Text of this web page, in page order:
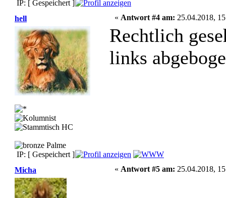
IP: [ Gespeichert ]
hell
« Antwort #4 am: 25.04.2018,
Rechtlich
links
IP: [ Gespeichert ]
Micha
« Antwort #5 am: 25.04.2018,